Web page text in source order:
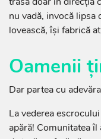
nu vadă, invocă lipsa
lovească, își fabrică
Oamenii
Dar partea cu
La vederea
apără! Comunitatea